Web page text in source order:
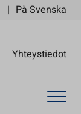
På Svenska
Yhteystiedot